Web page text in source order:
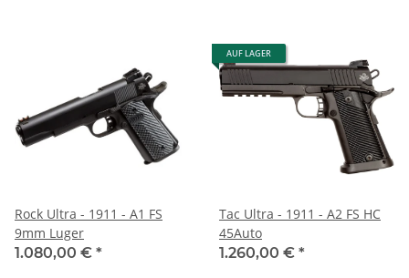
Rock Ultra - 1911 - A1 FS
9mm Luger
1.080,00 € *
AUF LAGER
Tac Ultra - 1911 - A2 FS HC
45Auto
1.260,00 € *